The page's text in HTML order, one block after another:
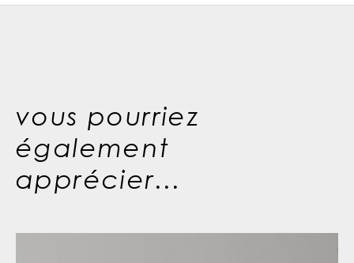
vous pourriez
également
apprécier...